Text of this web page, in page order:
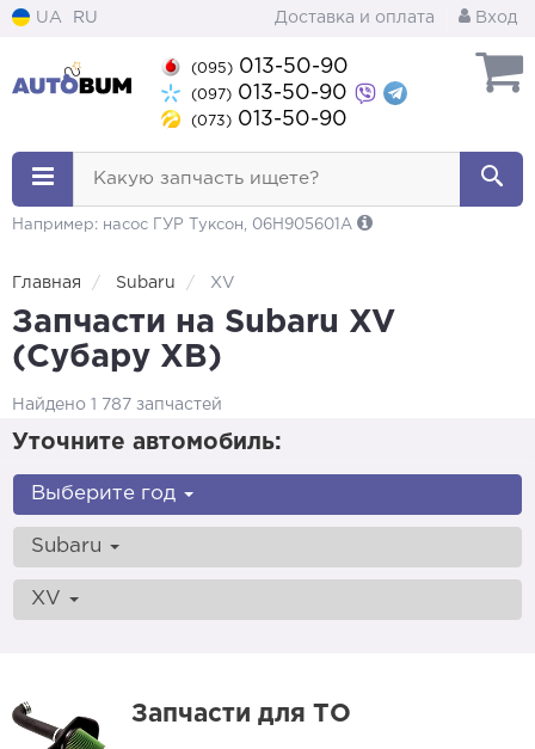
UA RU Доставка и оплата Вход
(095) 013-50-90
(097) 013-50-90
(073) 013-50-90
Какую запчасть ищете?
Например: насос ГУР Туксон, 06H905601A
Главная Subaru XV
Запчасти на Subaru XV
(Субару ХВ)
Найдено 1 787 запчастей
Уточните автомобиль:
Выберите год
Subaru
XV
Запчасти для ТО